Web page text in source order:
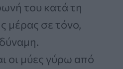
του κατά τη
μέρας σε τόνο,
οι μύες γύρω από